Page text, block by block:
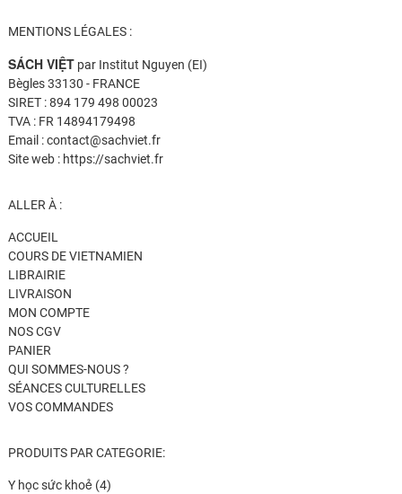
MENTIONS LÉGALES :
SÁCH VIỆTpar Institut Nguyen (EI)
Bègles 33130 - FRANCE
SIRET : 894 179 498 00023
TVA : FR 14894179498
Email : contact@sachviet.fr
Site web : https://sachviet.fr
ALLER À :
ACCUEIL
COURS DE VIETNAMIEN
LIBRAIRIE
LIVRAISON
MON COMPTE
NOS CGV
PANIER
QUI SOMMES-NOUS ?
SÉANCES CULTURELLES
VOS COMMANDES
PRODUITS PAR CATEGORIE:
Y học sức khoẻ 44